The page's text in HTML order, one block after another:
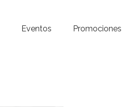
Eventos Promociones